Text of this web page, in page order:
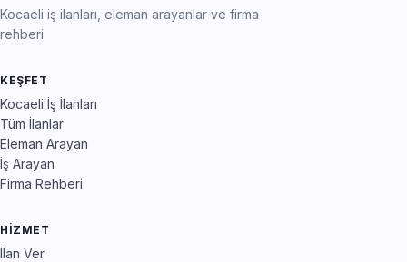
Kocaeli iş ilanları, eleman arayanlar ve firma
rehberi
KEŞFET
Kocaeli İş İlanları
Tüm İlanlar
Eleman Arayan
İş Arayan
Firma Rehberi
HIZMET
İlan Ver